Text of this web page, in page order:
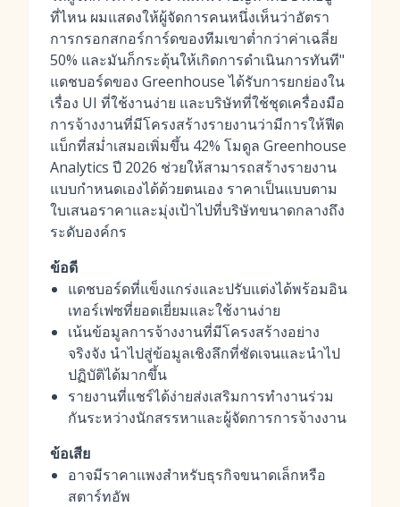
ที่ไหน ผมแสดงให้ผู้จัดการคนหนึ่งเห็นว่าอัตรา
การกรอกสกอร์การ์ดของทีมเขาต่ำกว่าค่าเฉลี่ย
50% และมันก็กระตุ้นให้เกิดการดำเนินการทันที"
แดชบอร์ดของ Greenhouse ได้รับการยกย่องใน
เรื่อง UI ที่ใช้งานง่าย และบริษัทที่ใช้ชุดเครื่องมือ
การจ้างงานที่มีโครงสร้างรายงานว่ามีการให้ฟีด
แบ็กที่สม่ำเสมอเพิ่มขึ้น 42% โมดูล Greenhouse
Analytics ปี 2026 ช่วยให้สามารถสร้างรายงาน
แบบกำหนดเองได้ด้วยตนเอง ราคาเป็นแบบตาม
ใบเสนอราคาและมุ่งเป้าไปที่บริษัทขนาดกลางถึง
ระดับองค์กร
ข้อดี
แดชบอร์ดที่แข็งแกร่งและปรับแต่งได้พร้อมอิน
เทอร์เฟซที่ยอดเยี่ยมและใช้งานง่าย
เน้นข้อมูลการจ้างงานที่มีโครงสร้างอย่าง
จริงจัง นำไปสู่ข้อมูลเชิงลึกที่ชัดเจนและนำไป
ปฏิบัติได้มากขึ้น
รายงานที่แชร์ได้ง่ายส่งเสริมการทำงานร่วม
กันระหว่างนักสรรหาและผู้จัดการการจ้างงาน
ข้อเสีย
อาจมีราคาแพงสำหรับธุรกิจขนาดเล็กหรือ
สตาร์ทอัพ